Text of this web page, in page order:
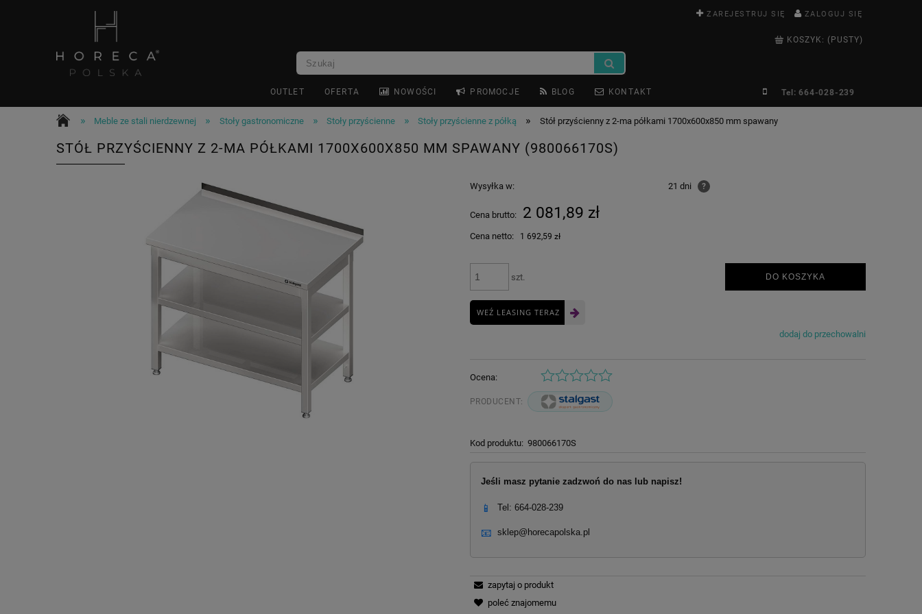
ZAREJESTRUJ SIĘ ZALOGUJ SIĘ
KOSZYK: (PUSTY)
OUTLET OFERTA NOWOŚCI PROMOCJE BLOG KONTAKT Tel: 664-028-239
» Meble ze stali nierdzewnej » Stoły gastronomiczne » Stoły przyścienne » Stoły przyścienne z półką » Stół przyścienny z 2-ma półkami 1700x600x850 mm spawany
STÓŁ PRZYŚCIENNY Z 2-MA PÓŁKAMI 1700X600X850 MM SPAWANY (980066170S)
Wysyłka w: 21 dni ?
Cena brutto: 2 081,89 zł
Cena netto: 1 692,59 zł
szt. DO KOSZYKA
WEŹ LEASING TERAZ
dodaj do przechowalni
Ocena:
PRODUCENT:
Kod produktu: 980066170S
Jeśli masz pytanie zadzwoń do nas lub napisz!
📱 Tel: 664-028-239
📧 sklep@horecapolska.pl
zapytaj o produkt
poleć znajomemu